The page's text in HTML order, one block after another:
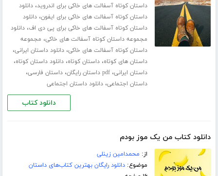
داستان کوتاه آسفالت های خاکی برای اندروید،دانلود
داستان کوتاه آسفالت های خاکی برای ایفون،دانلود
داستان کوتاه آسفالت های خاکی برای پی دی اف،دانلود
مجموعه داستان کوتاه آسفالت های خاکی، مجموعه
داستان کوتاه آسفالت های خاکی،دانلود داستان ایرانی،
داستان های کوتاه،داستان کوتاه،دانلود داستان کوتاه،
داستان ایرانی،pdf داستان رایگان ،داستان فارسی،
داستان اجتماعی،دانلود داستان اجتماعی
دانلود کتاب
دانلود کتاب من یک موز بودم
از: محمدامین زینلی
موضوع:دانلود رایگان بهترین کتاب‌های داستان